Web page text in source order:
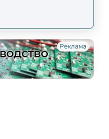
Реклама